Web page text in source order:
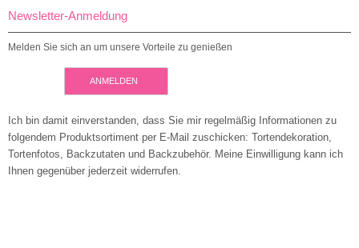
Newsletter-Anmeldung
Melden Sie sich an um unsere Vorteile zu genießen
ANMELDEN
Ich bin damit einverstanden, dass Sie mir regelmäßig Informationen zu
folgendem Produktsortiment per E-Mail zuschicken: Tortendekoration,
Tortenfotos, Backzutaten und Backzubehör. Meine Einwilligung kann ich
Ihnen gegenüber jederzeit widerrufen.